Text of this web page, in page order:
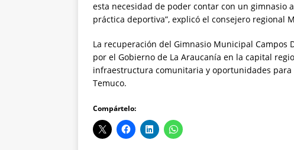
esta necesidad de poder contar con un
práctica deportiva”, explicó el consejero regional
La recuperación del Gimnasio Municipal Campos
por el Gobierno de La Araucanía en la capital
infraestructura comunitaria y oportunidades
Temuco.
Compártelo: